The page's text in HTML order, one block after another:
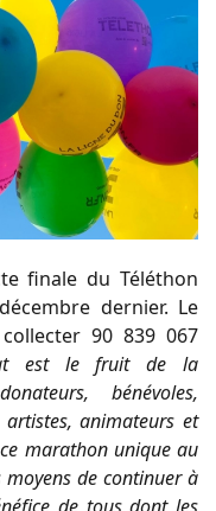
finale du Téléthon
dernier. Le
90 839 067
est le fruit de la
bénévoles,
animateurs et
marathon unique au
de continuer à